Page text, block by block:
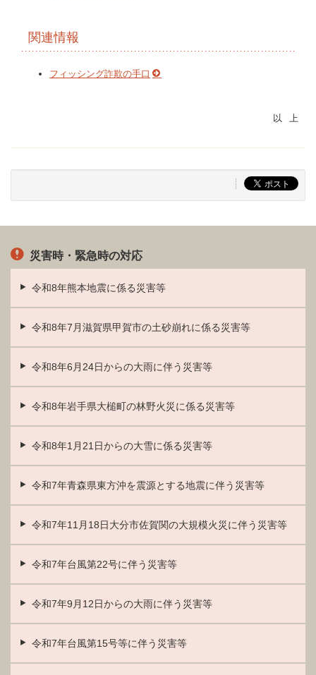
関連情報
フィッシング詐欺の手口
災害時・緊急時の対応
令和8年熊本地震に係る災害等
令和8年7月滋賀県甲賀市の土砂崩れに係る災害等
令和8年6月24日からの大雨に伴う災害等
令和8年岩手県大槌町の林野火災に係る災害等
令和8年1月21日からの大雪に係る災害等
令和7年青森県東方沖を震源とする地震に伴う災害等
令和7年11月18日大分市佐賀関の大規模火災に伴う災害等
令和7年台風第22号に伴う災害等
令和7年9月12日からの大雨に伴う災害等
令和7年台風第15号等に伴う災害等